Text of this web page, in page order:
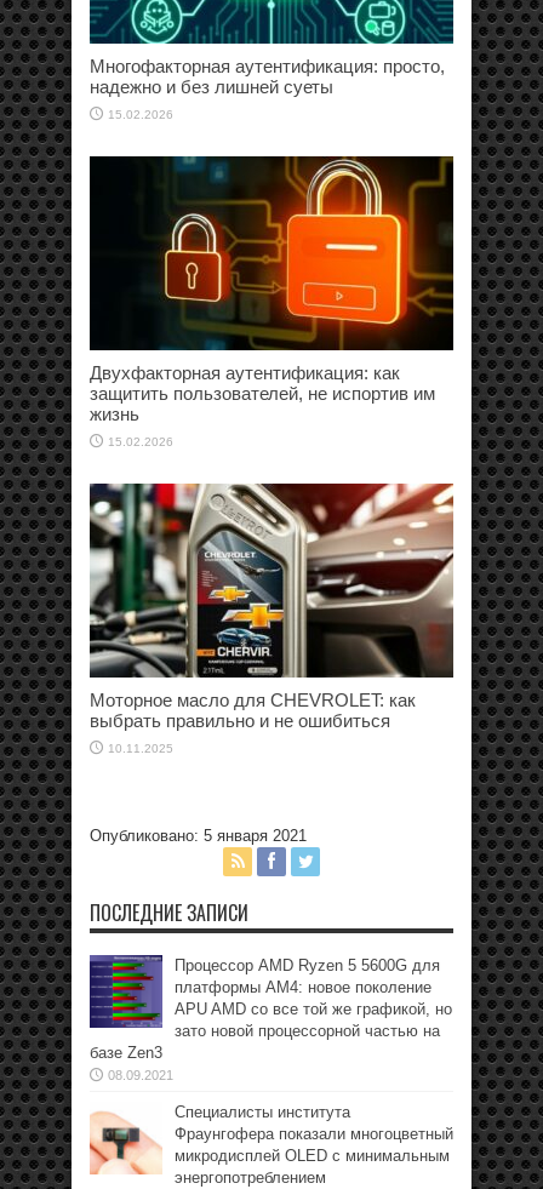
Многофакторная аутентификация: просто,
надежно и без лишней суеты
15.02.2026
Двухфакторная аутентификация: как
защитить пользователей, не испортив им
жизнь
15.02.2026
Моторное масло для CHEVROLET: как
выбрать правильно и не ошибиться
10.11.2025
Опубликовано: 5 января 2021
ПОСЛЕДНИЕ ЗАПИСИ
Процессор AMD Ryzen 5 5600G для
платформы АМ4: новое поколение
APU AMD со все той же графикой, но
зато новой процессорной частью на
базе Zen3
08.09.2021
Специалисты института
Фраунгофера показали многоцветный
микродисплей OLED с минимальным
энергопотреблением